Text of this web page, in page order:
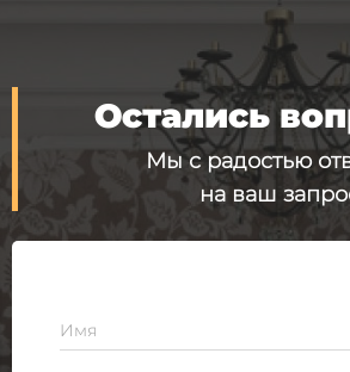
Остались
Мы с радостью
на ваш
Имя